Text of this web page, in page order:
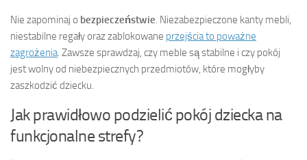
Nie zapominaj o bezpieczeństwie . Niezabezpieczone kanty mebli,
niestabilne regały oraz zablokowane przejścia to poważne
zagrożenia . Zawsze sprawdzaj, czy meble są stabilne i czy pokój
jest wolny od niebezpiecznych przedmiotów, które mogłyby
zaszkodzić dziecku.
Jak prawidłowo podzielić pokój dziecka na
funkcjonalne strefy?